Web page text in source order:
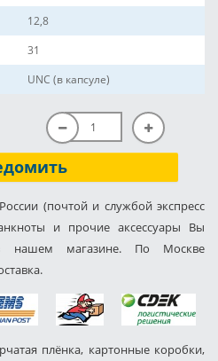
12,8
31
UNC (в капсуле)
(почтой и службой экспресс
и прочие аксессуары Вы
нашем магазине. По Москве
плёнка, картонные коробки,